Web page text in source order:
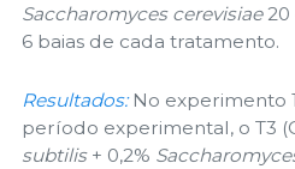
Saccharomyces cerevisiae20
6 baias de cada tratamento.
Resultados:No experimento
período experimental, o T3
subtilis+ 0,2%